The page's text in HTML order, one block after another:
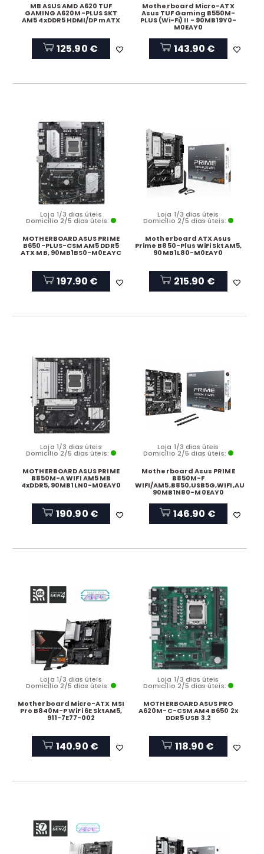
MB ASUS AMD A620 TUF
GAMING A620M-PLUS SKT
AM5 4xDDR5 HDMI/DP mATX
125.90 €
Motherboard Micro-ATX
Asus TUF Gaming B550M-
PLUS (Wi-Fi) II - 90MB19Y0-
M0EAY0
143.90 €
Loja 1/3 dias úteis
Domicílio 2/5 dias úteis:
MOTHERBOARD ASUS PRIME
B650-PLUS-CSM AM5 DDR5
ATX MB, 90MB1BS0-M0EAYC
197.90 €
Loja 1/3 dias úteis
Domicílio 2/5 dias úteis:
Motherboard ATX Asus
Prime B850-Plus WiFi SktAM5,
90MB1L80-M0EAY0
215.90 €
Loja 1/3 dias úteis
Domicílio 2/5 dias úteis:
MOTHERBOARD ASUS PRIME
B850M-A WIFI AM5 MB
4xDDR5, 90MB1LN0-M0EAY0
190.90 €
Loja 1/3 dias úteis
Domicílio 2/5 dias úteis:
Motherboard Asus PRIME
B850M-F
WIFI/AM5,B850,USB5G,WIFI,AURA
90MB1N80-M0EAY0
146.90 €
Loja 1/3 dias úteis
Domicílio 2/5 dias úteis:
Motherboard Micro-ATX MSI
Pro B840M-P WiFi 6E SktAM5,
911-7E77-002
140.90 €
Loja 1/3 dias úteis
Domicílio 2/5 dias úteis:
MOTHERBOARD ASUS PRO
A620M-C-CSM AM4 B650 2x
DDR5 USB 3.2
118.90 €